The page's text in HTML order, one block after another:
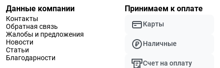
Данные компании
Контакты
Обратная связь
Жалобы и предложения
Новости
Статьи
Благодарности
Принимаем к оплате
Карты
Наличные
Счет на оплату